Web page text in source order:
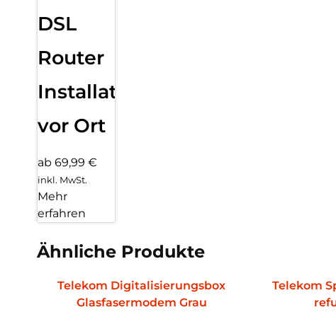
DSL
Router
Installation
vor Ort
ab 69,99 €
inkl. MwSt.
Mehr
erfahren
Ähnliche Produkte
Telekom Digitalisierungsbox
Glasfasermodem Grau
Telekom